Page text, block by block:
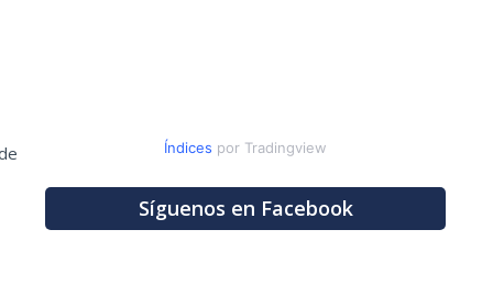
Índices por Tradingview
Síguenos en Facebook